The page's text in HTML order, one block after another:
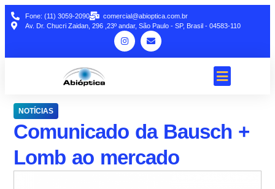
Fone: (11) 3059-2090
comercial@abioptica.com.br
Av. Dr. Chucri Zaidan, 296 ,23º andar, São Paulo - SP, Brasil - 04583-110
NOTÍCIAS
Comunicado da Bausch +
Lomb ao mercado